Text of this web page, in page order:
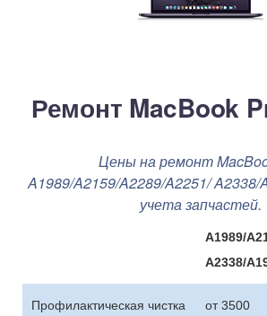
Ремонт MacBook
Цены на ремонт
A1989/A2159/A2289/A2251/ A2338/
учета запчастей.
A1989/
A2338/
Профилактическая чистка
от 3500